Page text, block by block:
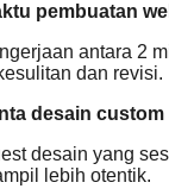
pembuatan
antara 2
dan revisi.
desain
desain yang
lebih otentik.